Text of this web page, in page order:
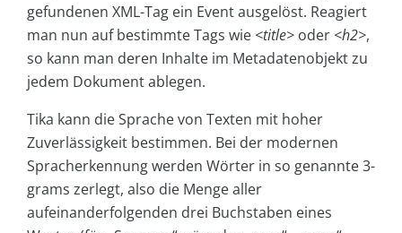
gefundenen XML-Tag ein Event ausgelöst. Reagiert
man nun auf bestimmte Tags wie <title> oder <h2>,
so kann man deren Inhalte im Metadatenobjekt zu
jedem Dokument ablegen.
Tika kann die Sprache von Texten mit hoher
Zuverlässigkeit bestimmen. Bei der modernen
Spracherkennung werden Wörter in so genannte 3-
grams zerlegt, also die Menge aller
aufeinanderfolgenden drei Buchstaben eines